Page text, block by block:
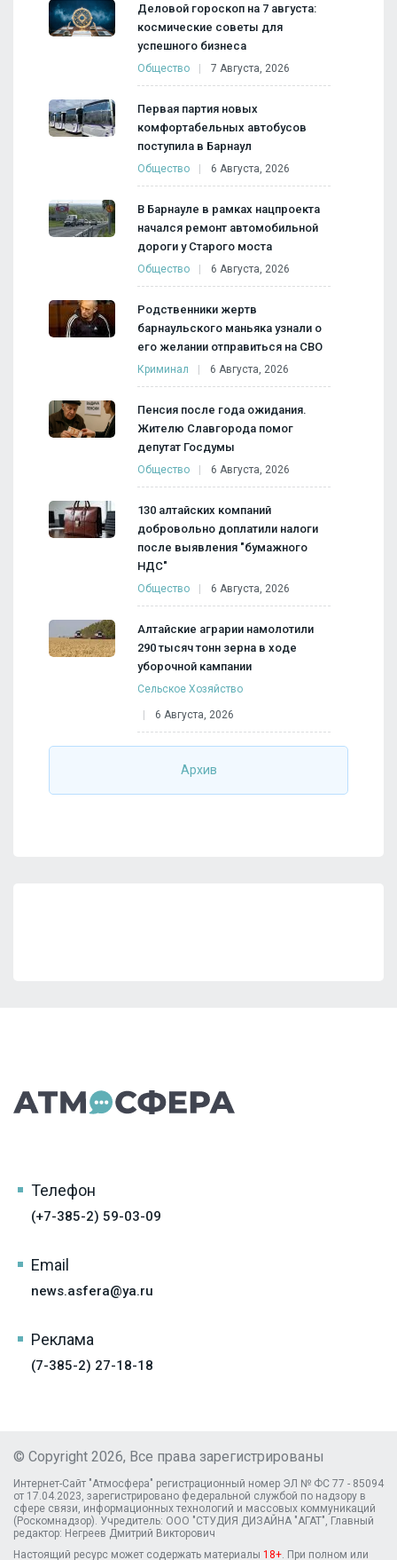
Деловой гороскоп на 7 августа:
космические советы для
успешного бизнеса
Общество 7 Августа, 2026
Первая партия новых
комфортабельных автобусов
поступила в Барнаул
Общество 6 Августа, 2026
В Барнауле в рамках нацпроекта
начался ремонт автомобильной
дороги у Старого моста
Общество 6 Августа, 2026
Родственники жертв
барнаульского маньяка узнали о
его желании отправиться на СВО
Криминал 6 Августа, 2026
Пенсия после года ожидания.
Жителю Славгорода помог
депутат Госдумы
Общество 6 Августа, 2026
130 алтайских компаний
добровольно доплатили налоги
после выявления "бумажного
НДС"
Общество 6 Августа, 2026
Алтайские аграрии намолотили
290 тысяч тонн зерна в ходе
уборочной кампании
Сельское Хозяйство
6 Августа, 2026
Архив
Телефон
(+7-385-2) 59-03-09
Email
news.asfera@ya.ru
Реклама
(7-385-2) 27-18-18
© Copyright 2026, Все права зарегистрированы
Интернет-Сайт "Атмосфера" регистрационный номер ЭЛ № ФС 77 - 85094
от 17.04.2023, зарегистрировано федеральной службой по надзору в
сфере связи, информационных технологий и массовых коммуникаций
(Роскомнадзор). Учредитель: ООО "СТУДИЯ ДИЗАЙНА "АГАТ", Главный
редактор: Негреев Дмитрий Викторович
Настоящий ресурс может содержать материалы 18+ . При полном или